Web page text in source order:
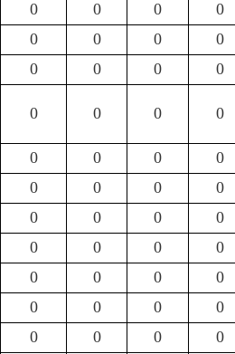
0 0 0 0
0 0 0 0
0 0 0 0
0 0 0 0
0 0 0 0
0 0 0 0
0 0 0 0
0 0 0 0
0 0 0 0
0 0 0 0
0 0 0 0